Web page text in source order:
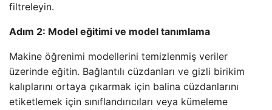
filtreleyin.
Adım 2: Model eğitimi ve model tanımlama
Makine öğrenimi modellerini temizlenmiş veriler
üzerinde eğitin. Bağlantılı cüzdanları ve gizli birikim
kalıplarını ortaya çıkarmak için balina cüzdanlarını
etiketlemek için sınıflandırıcıları veya kümeleme